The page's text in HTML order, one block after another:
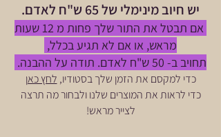
יש חיוב מינימלי של 65 ש"ח לאדם.
אם תבטל את התור שלך פחות מ 12 שעות
מראש, או אם לא תגיע בכלל,
תחויב ב- 50 ש"ח לאדם. תודה על ההבנה.
כדי למקסם את הזמן שלך בסטודיו, לחץ כאן
כדי לראות את המוצרים שלנו ולבחור מה תרצה
לצייר מראש!